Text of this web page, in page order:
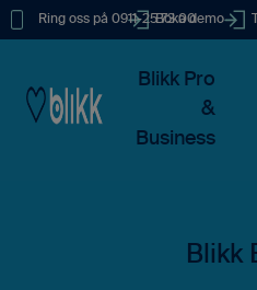
Ring oss på 0911-25 73 00
Boka demo
Blikk Pro
&
Business